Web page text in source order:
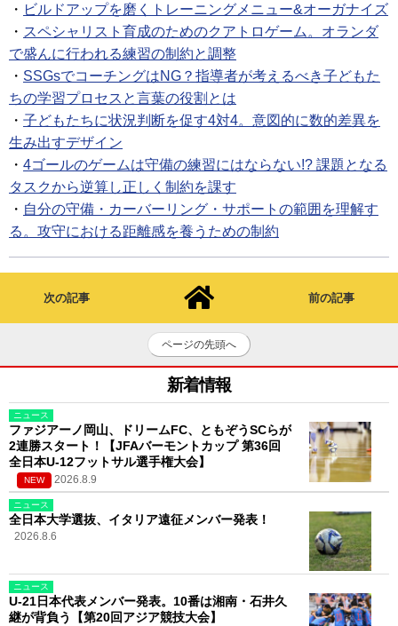
・ ビルドアップを磨くトレーニングメニュー&オーガナイズ
・ スペシャリスト育成のためのクアトロゲーム。オランダ
で盛んに行われる練習の制約と調整
・ SSGsでコーチングはNG？指導者が考えるべき子どもた
ちの学習プロセスと言葉の役割とは
・ 子どもたちに状況判断を促す4対4。意図的に数的差異を
生み出すデザイン
・ 4ゴールのゲームは守備の練習にはならない!? 課題となる
タスクから逆算し正しく制約を課す
・ 自分の守備・カーバーリング・サポートの範囲を理解す
る。攻守における距離感を養うための制約
次の記事 前の記事
ページの先頭へ
新着情報
ニュース
ファジアーノ岡山、ドリームFC、ともぞうSCらが
2連勝スタート！【JFAバーモントカップ 第36回
全日本U-12フットサル選手権大会】
NEW 2026.8.9
ニュース
全日本大学選抜、イタリア遠征メンバー発表！
2026.8.6
ニュース
U-21日本代表メンバー発表。10番は湘南・石井久
継が背負う【第20回アジア競技大会】